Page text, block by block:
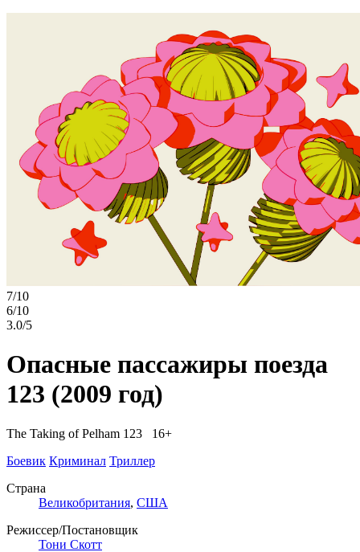
7/10
6/10
3.0/5
Опасные пассажиры поезда
123 (2009 год)
The Taking of Pelham 123 16+
Боевик Криминал Триллер
Страна
Великобритания, США
Режиссер/Постановщик
Тони Скотт